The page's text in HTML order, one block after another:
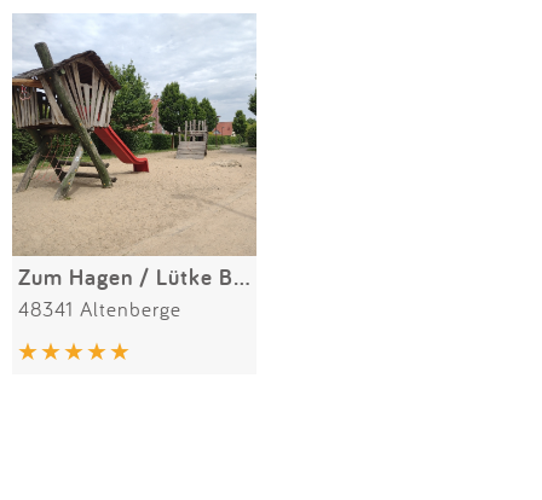
Anmelden
SPIELGERÄTE
Alle Filter (1) zurücksetzen
Zum Hagen / Lütke Berg
48341 Altenberge